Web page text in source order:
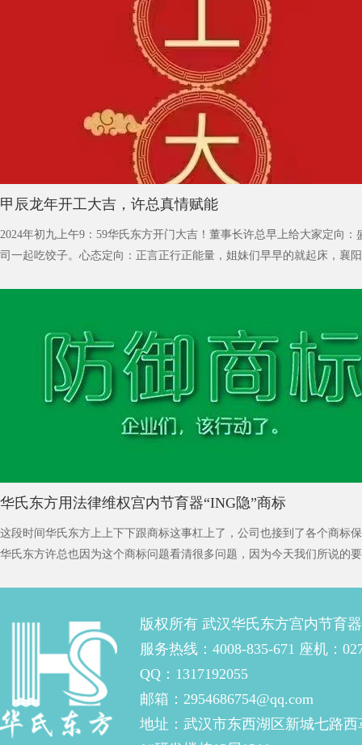
甲辰龙年开工大吉，许总真情赋能
2024年初九上午9：59华氏东方开门大吉！董事长许总早上给大家定向：
司一起吃饺子。心态定向：正言正行正能量，姐妹们早早的就起床，襄
华氏东方用法律维权宫内节育器“ING隐”商标
这段时间华氏东方上上下下跟商标这事杠上了，公司也接到了各个商标
华氏东方许总也因为这个商标问题看清很多问题，因为今天我们所说的
于保护期暂未实际用的商标。谈到商标，我们还是需要科普一下：商标
版权所有 武汉华氏东方宫内节育
服务热线：4008-835-671 座机：
QQ：1317192055
邮箱：2954686754@qq.com
地址：武汉市东西湖区新城七路